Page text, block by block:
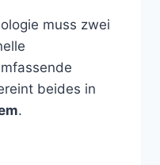
muss zwei
beides in
.